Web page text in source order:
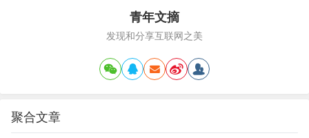
青年文摘
发现和分享互联网之美
聚合文章